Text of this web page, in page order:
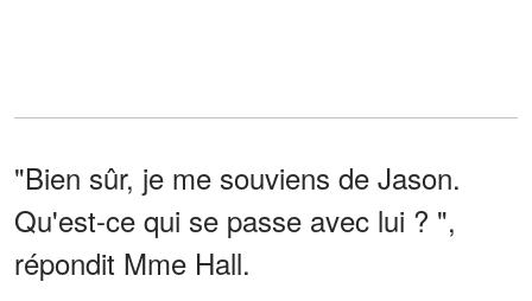
"Bien sûr, je me souviens de Jason.
Qu'est-ce qui se passe avec lui ? ",
répondit Mme Hall.